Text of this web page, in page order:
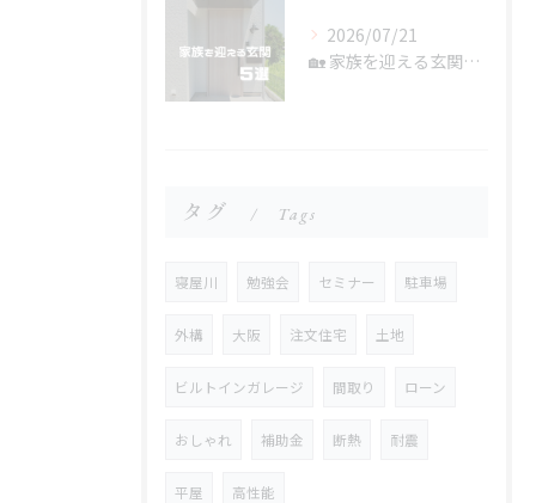
2026/07/21
🏡 家族を迎える玄関5選
タグ Tags
寝屋川 勉強会 セミナー 駐車場
外構 大阪 注文住宅 土地
ビルトインガレージ 間取り ローン
おしゃれ 補助金 断熱 耐震
平屋 高性能